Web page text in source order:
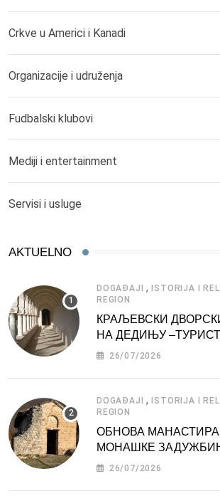
Crkve u Americi i Kanadi
Organizacije i udruženja
Fudbalski klubovi
Mediji i entertainment
Servisi i usluge
AKTUELNO
DOGAĐAJI , ISTORIJA I
REGION
КРАЉЕВСКИ
НА ДЕДИЊУ
АТРАКЦИЈА
26/07/2026
DOGAĐAJI , ISTORIJA I
REGION
ОБНОВА
МОНАШКЕ
СРБИЈЕ
26/07/2026